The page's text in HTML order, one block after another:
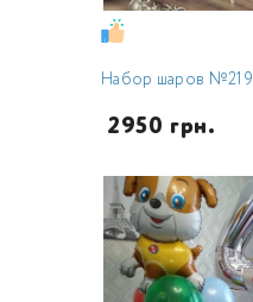
Набор шаров №219
2950 грн.